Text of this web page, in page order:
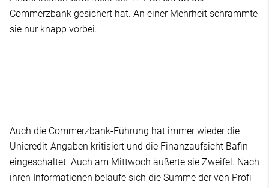
Commerzbank gesichert hat. An einer Mehrheit schrammte
sie nur knapp vorbei.
Auch die Commerzbank-Führung hat immer wieder die
Unicredit-Angaben kritisiert und die Finanzaufsicht Bafin
eingeschaltet. Auch am Mittwoch äußerte sie Zweifel. Nach
ihren Informationen belaufe sich die Summe der von Profi-